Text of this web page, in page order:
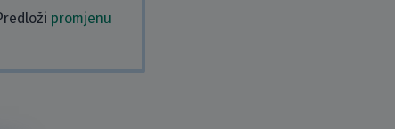
promjenu